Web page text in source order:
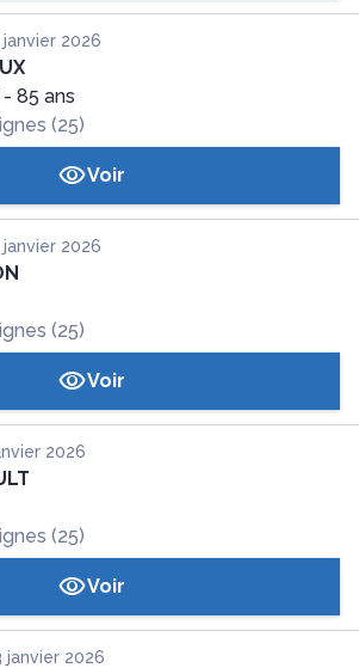
2026
- 85 ans
(25)
Voir
2026
(25)
Voir
2026
(25)
Voir
janvier 2026